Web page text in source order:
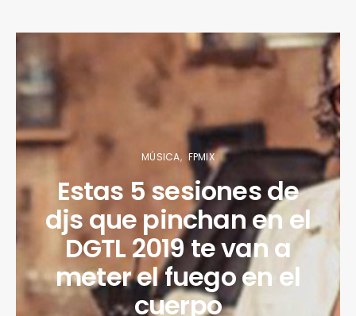
MÚSICA FPMIX
Estas 5 sesiones de
djs que pinchan en el
DGTL 2019 te van a
meter el fuego en el
cuerpo